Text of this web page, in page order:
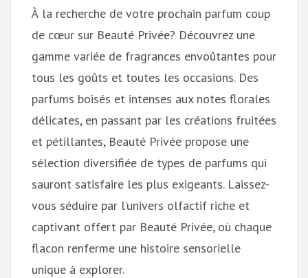
À la recherche de votre prochain parfum coup
de cœur sur Beauté Privée? Découvrez une
gamme variée de fragrances envoûtantes pour
tous les goûts et toutes les occasions. Des
parfums boisés et intenses aux notes florales
délicates, en passant par les créations fruitées
et pétillantes, Beauté Privée propose une
sélection diversifiée de types de parfums qui
sauront satisfaire les plus exigeants. Laissez-
vous séduire par l’univers olfactif riche et
captivant offert par Beauté Privée, où chaque
flacon renferme une histoire sensorielle
unique à explorer.